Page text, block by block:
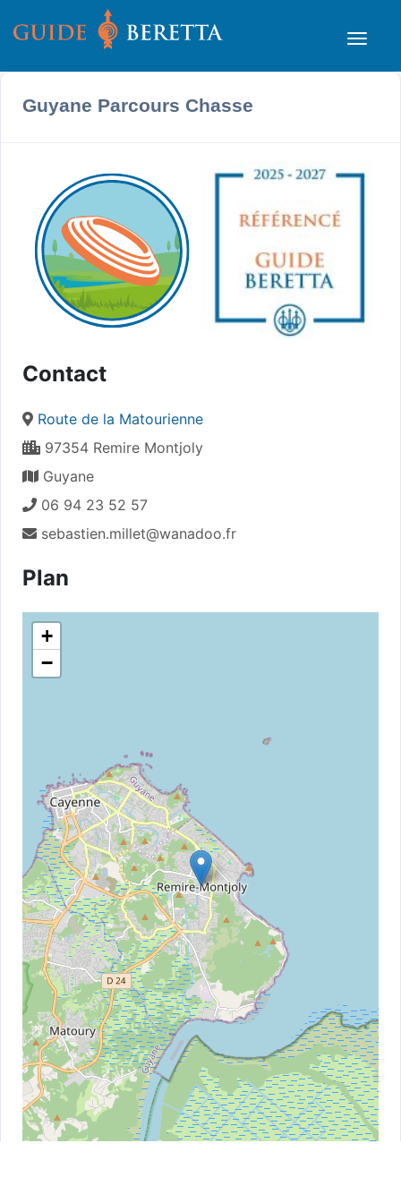
Guyane Parcours Chasse
Contact
Route de la Matourienne
97354 Remire Montjoly
Guyane
06 94 23 52 57
sebastien.millet@wanadoo.fr
Plan
+
−